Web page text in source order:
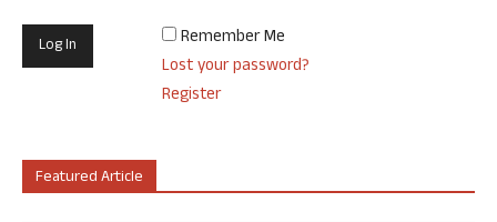
Remember Me
Lost your password?
Register
Featured Article